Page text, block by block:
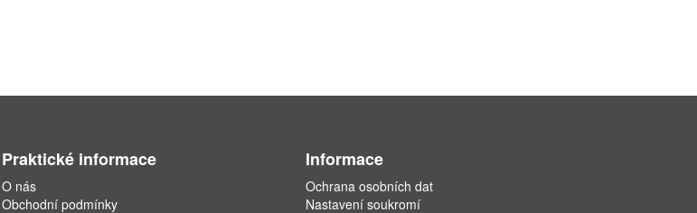
Praktické informace
O nás
Obchodní podmínky
Informace
Ochrana osobních dat
Nastavení soukromí